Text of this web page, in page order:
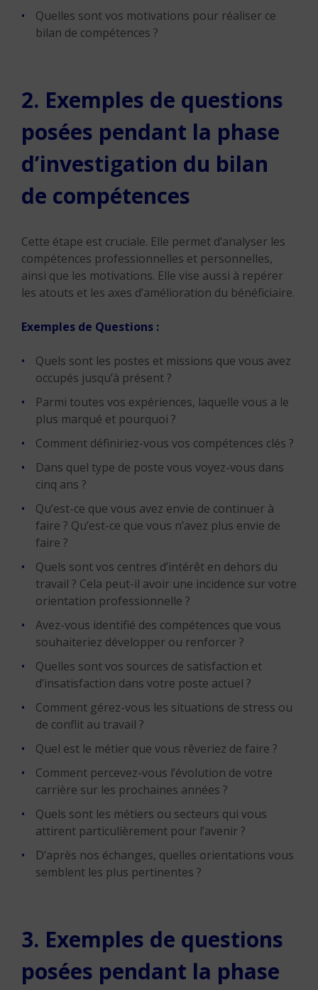
Quelles sont vos motivations pour réaliser ce
bilan de compétences ?
2. Exemples de questions
posées pendant la phase
d’investigation du bilan
de compétences
Cette étape est cruciale. Elle permet d’analyser les
compétences professionnelles et personnelles,
ainsi que les motivations. Elle vise aussi à repérer
les atouts et les axes d’amélioration du bénéficiaire.
Exemples de Questions :
Quels sont les postes et missions que vous avez
occupés jusqu’à présent ?
Parmi toutes vos expériences, laquelle vous a le
plus marqué et pourquoi ?
Comment définiriez-vous vos compétences clés ?
Dans quel type de poste vous voyez-vous dans
cinq ans ?
Qu’est-ce que vous avez envie de continuer à
faire ? Qu’est-ce que vous n’avez plus envie de
faire ?
Quels sont vos centres d’intérêt en dehors du
travail ? Cela peut-il avoir une incidence sur votre
orientation professionnelle ?
Avez-vous identifié des compétences que vous
souhaiteriez développer ou renforcer ?
Quelles sont vos sources de satisfaction et
d’insatisfaction dans votre poste actuel ?
Comment gérez-vous les situations de stress ou
de conflit au travail ?
Quel est le métier que vous rêveriez de faire ?
Comment percevez-vous l’évolution de votre
carrière sur les prochaines années ?
Quels sont les métiers ou secteurs qui vous
attirent particulièrement pour l’avenir ?
D’après nos échanges, quelles orientations vous
semblent les plus pertinentes ?
3. Exemples de questions
posées pendant la phase